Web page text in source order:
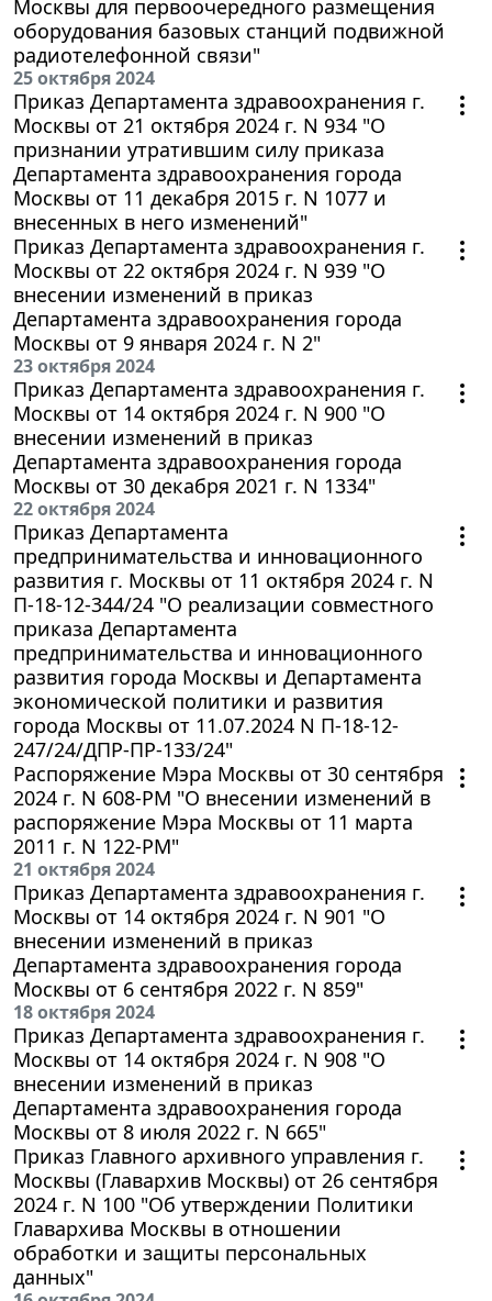
Москвы для первоочередного размещения
оборудования базовых станций подвижной
радиотелефонной связи"
25 октября 2024
Приказ Департамента здравоохранения г.
Москвы от 21 октября 2024 г. N 934 "О
признании утратившим силу приказа
Департамента здравоохранения города
Москвы от 11 декабря 2015 г. N 1077 и
внесенных в него изменений"
Приказ Департамента здравоохранения г.
Москвы от 22 октября 2024 г. N 939 "О
внесении изменений в приказ
Департамента здравоохранения города
Москвы от 9 января 2024 г. N 2"
23 октября 2024
Приказ Департамента здравоохранения г.
Москвы от 14 октября 2024 г. N 900 "О
внесении изменений в приказ
Департамента здравоохранения города
Москвы от 30 декабря 2021 г. N 1334"
22 октября 2024
Приказ Департамента
предпринимательства и инновационного
развития г. Москвы от 11 октября 2024 г. N
П-18-12-344/24 "О реализации совместного
приказа Департамента
предпринимательства и инновационного
развития города Москвы и Департамента
экономической политики и развития
города Москвы от 11.07.2024 N П-18-12-
247/24/ДПР-ПР-133/24"
Распоряжение Мэра Москвы от 30 сентября
2024 г. N 608-РМ "О внесении изменений в
распоряжение Мэра Москвы от 11 марта
2011 г. N 122-РМ"
21 октября 2024
Приказ Департамента здравоохранения г.
Москвы от 14 октября 2024 г. N 901 "О
внесении изменений в приказ
Департамента здравоохранения города
Москвы от 6 сентября 2022 г. N 859"
18 октября 2024
Приказ Департамента здравоохранения г.
Москвы от 14 октября 2024 г. N 908 "О
внесении изменений в приказ
Департамента здравоохранения города
Москвы от 8 июля 2022 г. N 665"
Приказ Главного архивного управления г.
Москвы (Главархив Москвы) от 26 сентября
2024 г. N 100 "Об утверждении Политики
Главархива Москвы в отношении
обработки и защиты персональных
данных"